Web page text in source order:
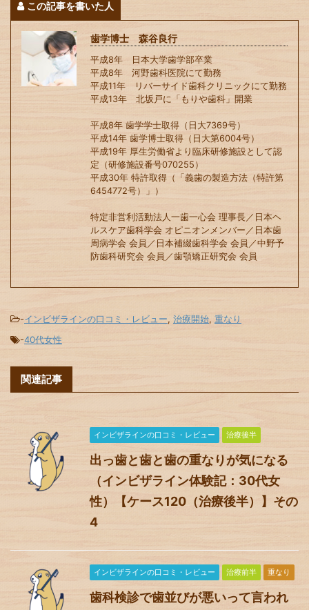
この記事を書いた人
歯学博士 森谷良行
平成8年 日本大学歯学部卒業
平成8年 河野歯科医院にて勤務
平成11年 リバーサイド歯科クリニックにて勤務
平成13年 北坂戸に「もりや歯科」開業
平成8年 歯学学士取得（日大7369号）
平成14年 歯学博士取得（日大第6004号）
平成19年 厚生労働省より臨床研修施設として認
定（研修施設番号070255）
平成30年 特許取得（「義歯の製造方法（特許第
6454772号）」）
特定非営利活動法人一歯一心会 理事長／日本ヘ
ルスケア歯科学会 オピニオンメンバー／日本歯
周病学会 会員／日本補綴歯科学会 会員／中野予
防歯科研究会 会員／歯顎矯正研究会 会員
-インビザラインの口コミ・レビュー, 治療開始, 重なり
-40代女性
関連記事
インビザラインの口コミ・レビュー 治療後半
出っ歯と歯と歯の重なりが気になる
（インビザライン体験記：30代女
性）【ケース120（治療後半）】その
4
インビザラインの口コミ・レビュー 治療前半 重なり
歯科検診で歯並びが悪いって言われ